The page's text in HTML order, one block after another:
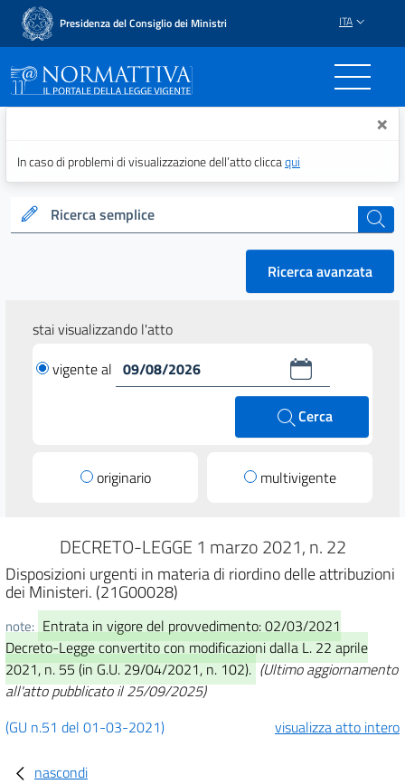
Presidenza del Consiglio dei Ministri ITA
Normattiva - Il portale ×
In caso di problemi di visualizzazione dell’atto cliccaqui
Ricerca semplice cerca
Ricerca avanzata
stai visualizzando l'atto
vigente al
Cerca
originario multivigente
DECRETO-LEGGE 1 marzo 2021, n. 22
Disposizioni urgenti in materia di riordino delle attribuzioni
dei Ministeri. (21G00028)
note: Entrata in vigore del provvedimento: 02/03/2021
Decreto-Legge convertito con modificazioni dalla L. 22 aprile
2021, n. 55 (in G.U. 29/04/2021, n. 102). (Ultimo aggiornamento
all'atto pubblicato il 25/09/2025)
(GU n.51 del 01-03-2021)
visualizza atto intero
nascondi